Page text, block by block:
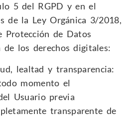
5 del RGPD y en el
de la Ley Orgánica 3/2018,
Protección de Datos
de los derechos digitales:
lealtad y transparencia:
momento el
Usuario previa
transparente de